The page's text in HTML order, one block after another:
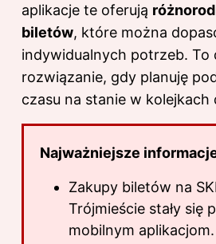
aplikacje te oferują
biletów, które można
indywidualnych potrzeb. To
rozwiązanie, gdy planuję
czasu na stanie w kolejkach
Najważniejsze
Zakupy biletów na
Trójmieście stały się
mobilnym aplikacjom.